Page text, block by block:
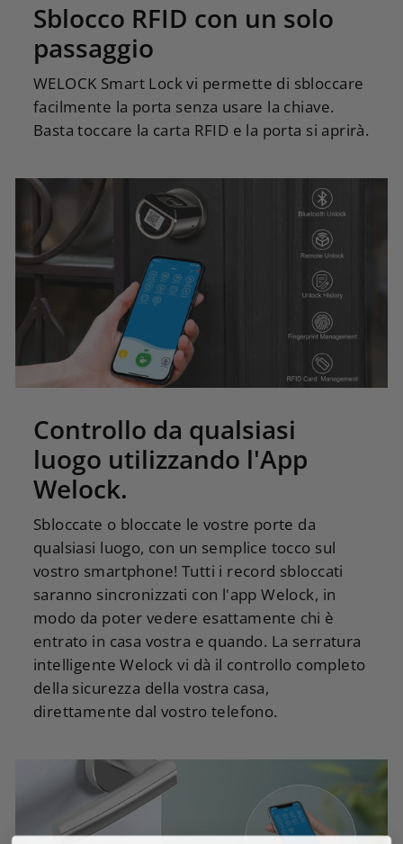
Sblocco RFID con un solo
passaggio
WELOCK Smart Lock vi permette di sbloccare
facilmente la porta senza usare la chiave.
Basta toccare la carta RFID e la porta si aprirà.
Controllo da qualsiasi
luogo utilizzando l'App
Welock.
Sbloccate o bloccate le vostre porte da
qualsiasi luogo, con un semplice tocco sul
vostro smartphone! Tutti i record sbloccati
saranno sincronizzati con l'app Welock, in
modo da poter vedere esattamente chi è
entrato in casa vostra e quando. La serratura
intelligente Welock vi dà il controllo completo
della sicurezza della vostra casa,
direttamente dal vostro telefono.